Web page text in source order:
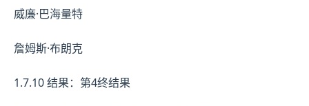
威廉·巴海量特
詹姆斯·布朗克
1.7.10 结果：第4终结果